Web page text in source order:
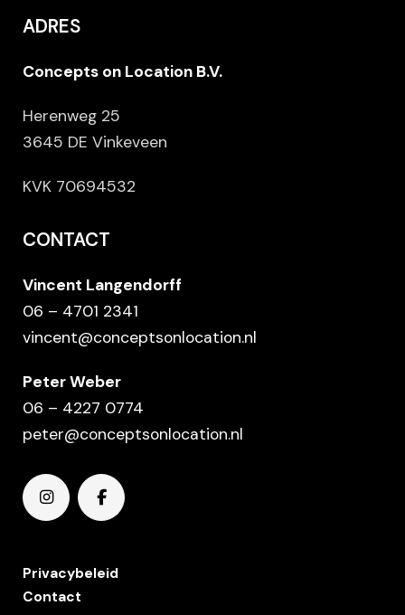
frites,
vers
gebakken
rijkelijk
met
toppings.
Laat
verrassen
door
mooiste
smaakcombinaties,
geïnspireerd
van
over
ADRES
Concepts on Location B.V.
Herenweg 25
3645 DE Vinkeveen
KVK 70694532
CONTACT
Vincent Langendorff
06 – 4701 2341
vincent@conceptsonlocation.nl
Peter Weber
06 – 4227 0774
peter@conceptsonlocation.nl
Privacybeleid
Contact